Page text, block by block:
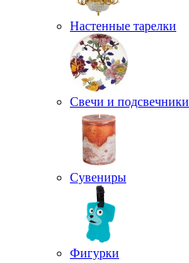
Настенные тарелки
Свечи и подсвечники
Сувениры
Фигурки